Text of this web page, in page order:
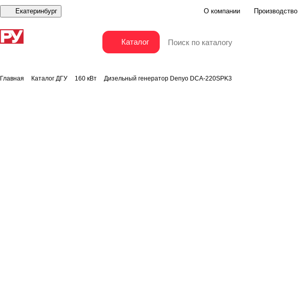
Екатеринбург О компании Производство
Каталог
Главная Каталог ДГУ 160 кВт Дизельный генератор Denyo DCA-220SPK3
Дизельный генератор Denyo DCA-220SPK3